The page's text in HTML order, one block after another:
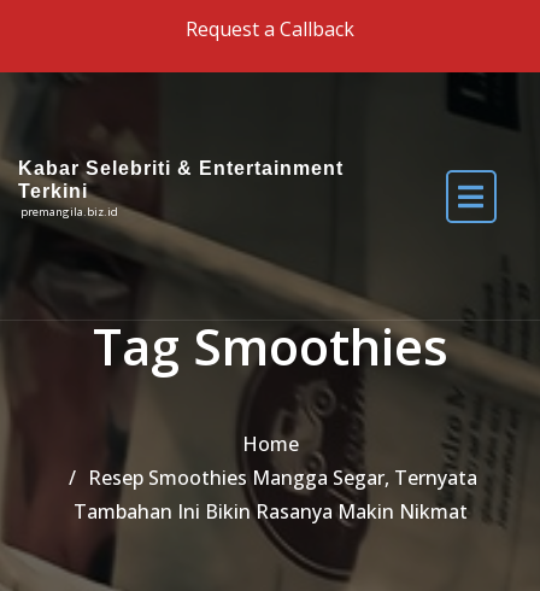
Request a Callback
Kabar Selebriti & Entertainment
Terkini
premangila.biz.id
Tag Smoothies
Home
Resep Smoothies Mangga Segar, Ternyata
Tambahan Ini Bikin Rasanya Makin Nikmat